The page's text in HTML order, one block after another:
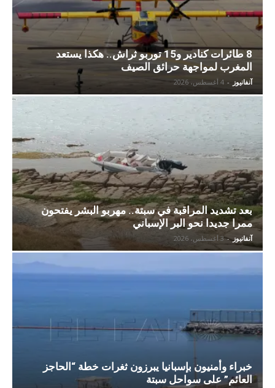
8 طائرات كنادير و15 توربو ثراش.. هكذا يستعد
المغرب لمواجهة حرائق الصيف
آنفانيوز - 4 أغسطس، 2026
بعد تشديد المراقبة في سبتة.. مهربو البشر يفتحون
ممرا جديدا نحو البر الإسباني
آنفانيوز - 3 أغسطس، 2026
خبراء وأمنيون بإسبانيا يبرزون ثغرات خطة “الحاجز
العائم” على سواحل سبتة